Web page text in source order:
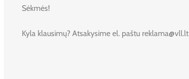
Sėkmės!
Kyla klausimų? Atsakysime el. paštu reklama@vll.lt